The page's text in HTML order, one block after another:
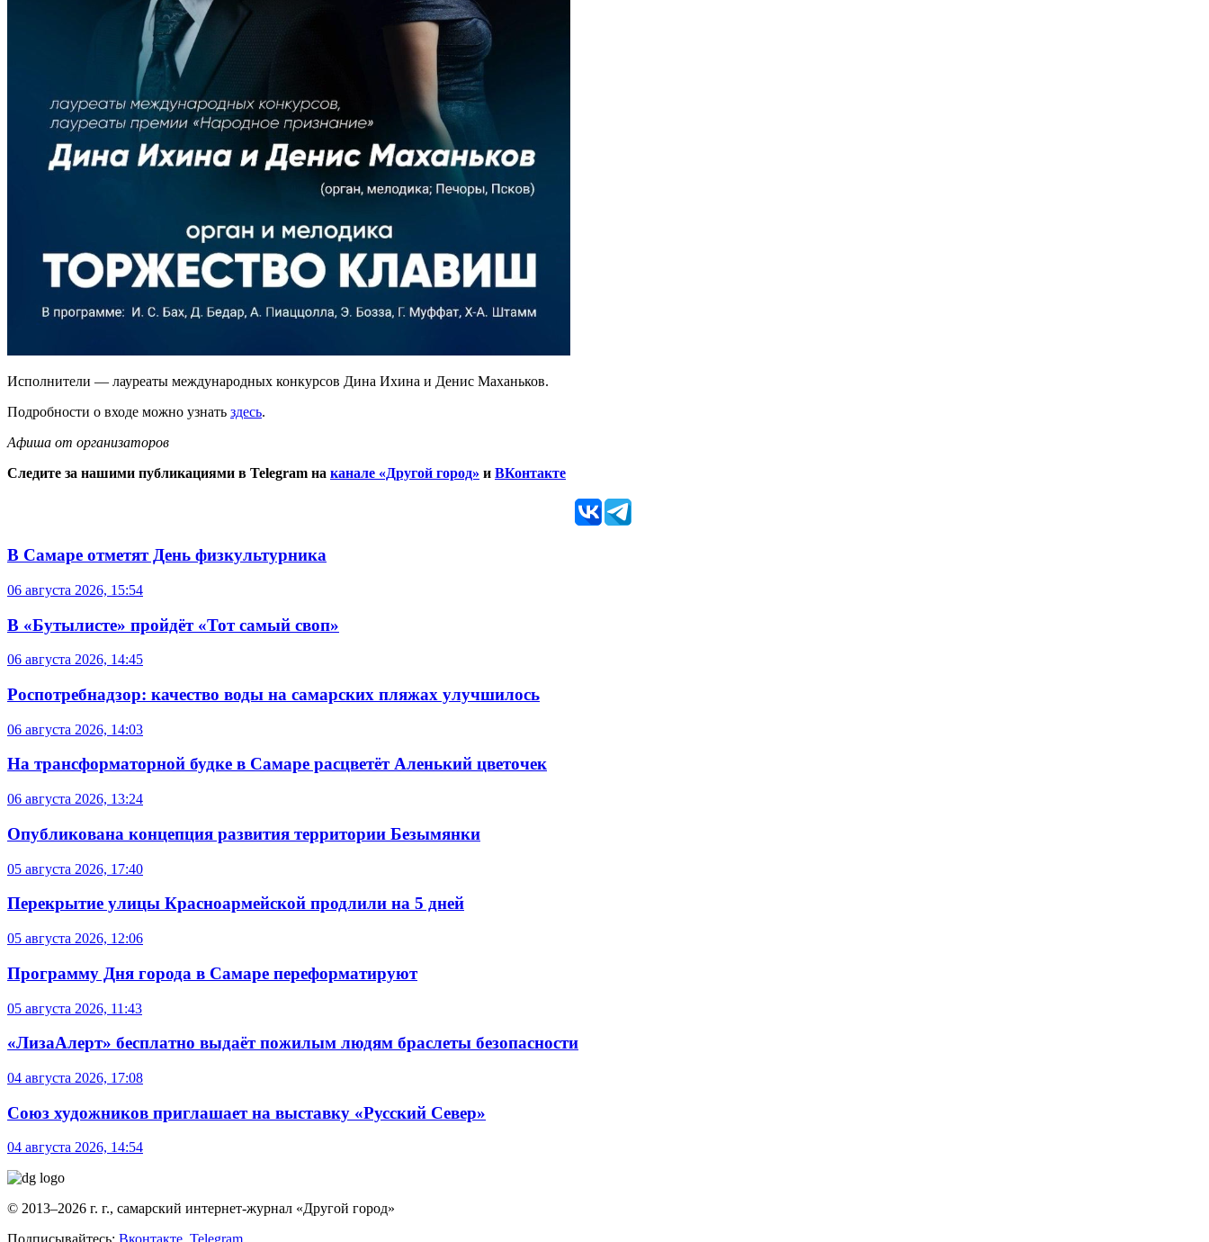
Исполнители — лауреаты международных конкурсов Дина Ихина и Денис Маханьков.
Подробности о входе можно узнать здесь.
Афиша от организаторов
Следите за нашими публикациями в Telegram на канале «Другой город» и ВКонтакте
В Самаре отметят День физкультурника
06 августа 2026, 15:54
В «Бутылисте» пройдёт «Тот самый своп»
06 августа 2026, 14:45
Роспотребнадзор: качество воды на самарских пляжах улучшилось
06 августа 2026, 14:03
На трансформаторной будке в Самаре расцветёт Аленький цветочек
06 августа 2026, 13:24
Опубликована концепция развития территории Безымянки
05 августа 2026, 17:40
Перекрытие улицы Красноармейской продлили на 5 дней
05 августа 2026, 12:06
Программу Дня города в Самаре переформатируют
05 августа 2026, 11:43
«ЛизаАлерт» бесплатно выдаёт пожилым людям браслеты безопасности
04 августа 2026, 17:08
Союз художников приглашает на выставку «Русский Север»
04 августа 2026, 14:54
© 2013–2026 г. г., самарский интернет-журнал «Другой город»